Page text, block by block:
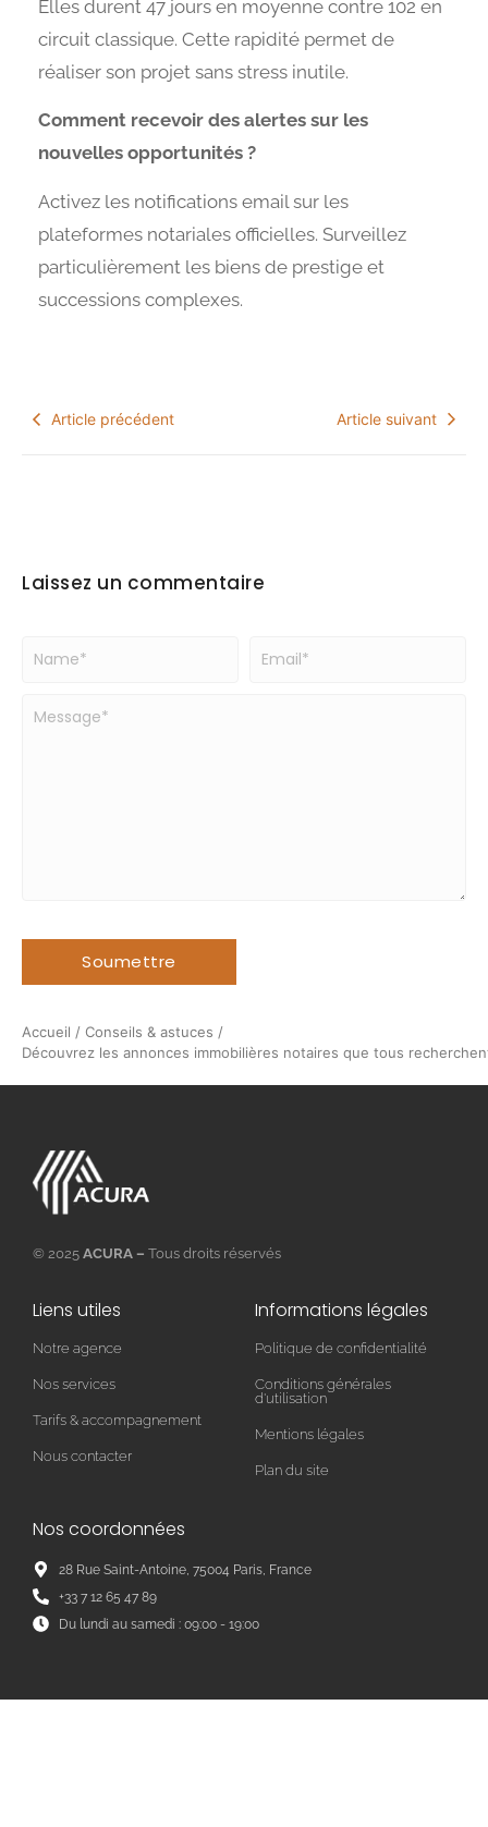
Elles durent 47 jours en moyenne contre 102 en
circuit classique. Cette rapidité permet de
réaliser son projet sans stress inutile.
Comment recevoir des alertes sur les
nouvelles opportunités ?
Activez les notifications email sur les
plateformes notariales officielles. Surveillez
particulièrement les biens de prestige et
successions complexes.
Article précédent Article suivant
Laissez un commentaire
Accueil / Conseils & astuces /
Découvrez les annonces immobilières notaires que tous
© 2025 ACURA – Tous droits réservés
Liens utiles
Notre agence
Nos services
Tarifs & accompagnement
Nous contacter
Informations légales
Politique de confidentialité
Conditions générales
d'utilisation
Mentions légales
Plan du site
Nos coordonnées
28 Rue Saint-Antoine, 75004 Paris, France
+33 7 12 65 47 89
Du lundi au samedi : 09:00 - 19:00